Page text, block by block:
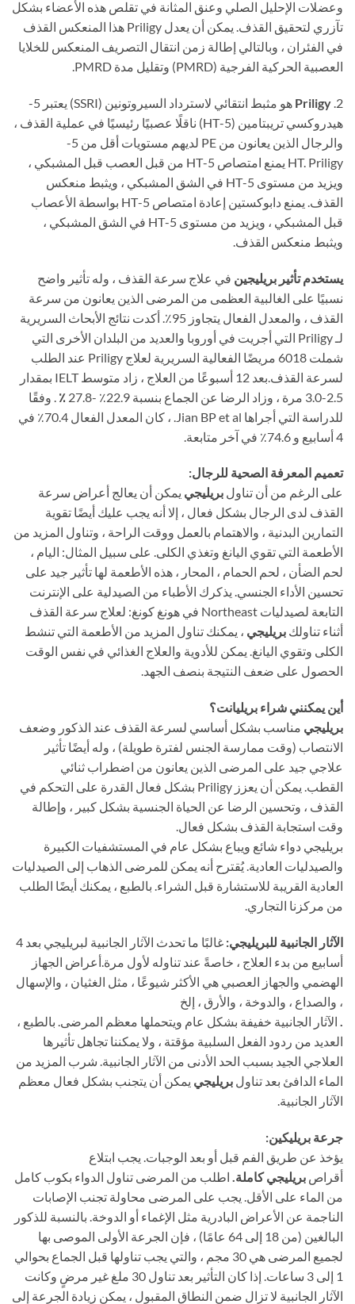
وعضلات الإحليل الصلي وعنق المثانة في تقلص هذه الأعضاء بشكل
تآزري لتحقيق القذف. يمكن أن يعدل Priligy هذا المنعكس القذف
في الفئران ، وبالتالي إطالة زمن انتقال التصريف المنعكس للخلايا
العصبية الحركية الفرجية (PMRD) وتقليل مدة PMRD.
2.
Priligy
هو مثبط انتقائي لاسترداد السيروتونين (SSRI) يعتبر 5-
هيدروكسي تريبتامين (5-HT) ناقلًا عصبيًا رئيسيًا في عملية القذف ،
والرجال الذين يعانون من PE لديهم مستويات أقل من 5-
HT. Priligy يمنع امتصاص 5-HT من قبل العصب قبل المشبكي ،
ويزيد من مستوى 5-HT في الشق المشبكي ، ويثبط منعكس
القذف. يمنع دابوكستين إعادة امتصاص 5-HT بواسطة الأعصاب
قبل المشبكي ، ويزيد من مستوى 5-HT في الشق المشبكي ،
ويثبط منعكس القذف.
يستخدمتأثير بريليجين في علاج سرعة القذف ، وله تأثير واضح
نسبيًا على الغالبية العظمى من المرضى الذين يعانون من سرعة
القذف ، والمعدل الفعال يتجاوز 95٪. أكدت نتائج الأبحاث السريرية
لـ Priligy التي أجريت في أوروبا والعديد من البلدان الأخرى التي
شملت 6018 مريضًا الفعالية السريرية لعلاج Priligy عند الطلب
لسرعة القذف.بعد 12 أسبوعًا من العلاج ، زاد متوسط ​​IELT بمقدار
2.5-3.0 مرة ، وزاد الرضا عن الجماع بنسبة 22.9٪ -27.8
٪ . وفقًا
للدراسة التي أجراها Jian BP et al. ، كان المعدل الفعال 70.4٪ في
4 أسابيع و 74.6٪ في آخر متابعة.
تعميم المعرفة الصحية للرجال:
على الرغم من أن تناول بريليجي يمكن أن يعالج أعراض سرعة
القذف لدى الرجال بشكل فعال ، إلا أنه يجب عليك أيضًا تقوية
التمارين البدنية ، والاهتمام بالعمل ووقت الراحة ، وتناول المزيد من
الأطعمة التي تقوي اليانغ وتغذي الكلى. على سبيل المثال: اليام ،
لحم الضأن ، لحم الحمام ، المحار ، هذه الأطعمة لها تأثير جيد على
تحسين الأداء الجنسي. يذكرك الأطباء من الصيدلية على الإنترنت
التابعة لصيدليات Northeast في هونغ كونغ: لعلاج سرعة القذف
أثناء تناولك بريليجي ، يمكنك تناول المزيد من الأطعمة التي تنشط
الكلى وتقوي اليانغ. يمكن للأدوية والعلاج الغذائي في نفس الوقت
الحصول على ضعف النتيجة بنصف الجهد.
أين يمكنني شراء بريليانت؟
بريليجي مناسب بشكل أساسي لسرعة القذف عند الذكور وضعف
الانتصاب (وقت ممارسة الجنس لفترة طويلة) ، وله أيضًا تأثير
علاجي جيد على المرضى الذين يعانون من اضطراب ثنائي
القطب. يمكن أن يعزز Priligy بشكل فعال القدرة على التحكم في
القذف ، وتحسين الرضا عن الحياة الجنسية بشكل كبير ، وإطالة
وقت استجابة القذف بشكل فعال.
بريليجي دواء شائع ويباع بشكل عام في المستشفيات الكبيرة
والصيدليات العادية. يُقترح أنه يمكن للمرضى الذهاب إلى الصيدليات
العادية القريبة للاستشارة قبل الشراء. بالطبع ، يمكنك أيضًا الطلب
من مركزنا التجاري.
الآثار الجانبية للبريليجي:
غالبًا ما تحدث الآثار الجانبية لبريليجي بعد 4
أسابيع من بدء العلاج ، خاصةً عند تناوله لأول مرة.أعراض الجهاز
الهضمي والجهاز العصبي هي الأكثر شيوعًا ، مثل الغثيان ، والإسهال
، والصداع ، والدوخة ، والأرق ، إلخ
. الآثار الجانبية خفيفة بشكل عام ويتحملها معظم المرضى. بالطبع ،
العديد من ردود الفعل السلبية مؤقتة ، ولا يمكننا تجاهل تأثيرها
العلاجي الجيد بسبب الحد الأدنى من الآثار الجانبية. شرب المزيد من
الماء الدافئ بعد تناول بريليجي يمكن أن يتجنب بشكل فعال معظم
الآثار الجانبية.
جرعة بريليكين:
يؤخذ عن طريق الفم قبل أو بعد الوجبات. يجب ابتلاع
أقراص بريليجي كاملة. اطلب من المرضى تناول الدواء بكوب كامل
من الماء على الأقل. يجب على المرضى محاولة تجنب الإصابات
الناجمة عن الأعراض البادرية مثل الإغماء أو الدوخة. بالنسبة للذكور
البالغين (من 18 إلى 64 عامًا) ، فإن الجرعة الأولى الموصى بها
لجميع المرضى هي 30 مجم ، والتي يجب تناولها قبل الجماع بحوالي
1 إلى 3 ساعات. إذا كان التأثير بعد تناول 30 ملغ غير مرضٍ وكانت
الآثار الجانبية لا تزال ضمن النطاق المقبول ، يمكن زيادة الجرعة إلى